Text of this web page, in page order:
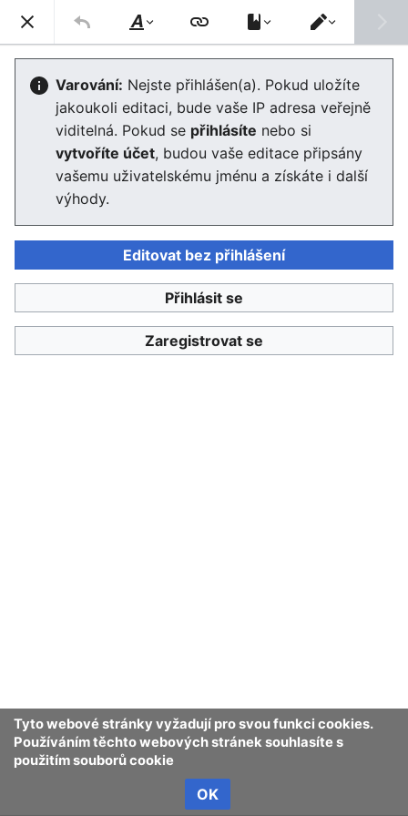
Enviwiki
Lesní pedagogika
Sledovat
Lesní pedagogika je metoda vzdělávání a vyučování
praktikovaná zpravidla v prostředí lesa. Hledá principy
fungování lesa ve vzájemných souvislostech a snaží se
prostřednictvím aktivního prožitku předávat pojem
trvalé udržitelnosti na příkladech z lesnictví. Vznikla z
základní principy jeho fungování a nabídnout velké
Zdroje
Tyto webové stránky vyžadují pro svou funkci cookies.
Používáním těchto webových stránek souhlasíte s
použitím souborů cookie
OK
Styl
textu
Přepnout
editor
Varování: Nejste přihlášen(a). Pokud uložíte
jakoukoli editaci, bude vaše IP adresa veřejně
viditelná. Pokud se přihlásíte nebo si
vytvoříte účet, budou vaše editace připsány
vašemu uživatelskému jménu a získáte i další
výhody.
Editovat bez přihlášení
Přihlásit se
Zaregistrovat se